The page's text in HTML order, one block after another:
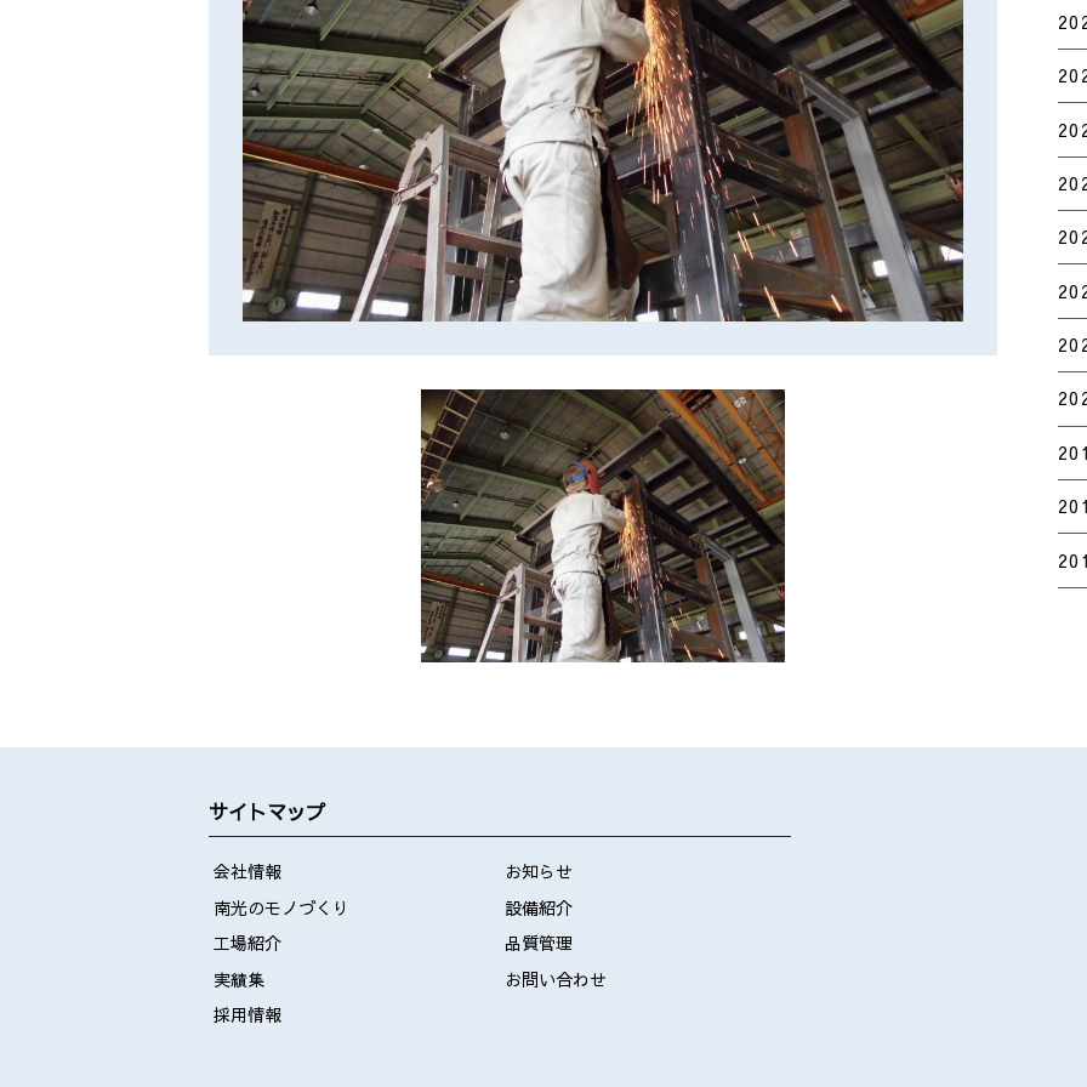
サイトマップ
会社情報
お知らせ
南光のモノづくり
設備紹介
工場紹介
品質管理
実績集
お問い合わせ
採用情報